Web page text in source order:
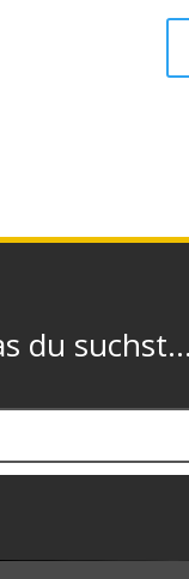
du suchst...